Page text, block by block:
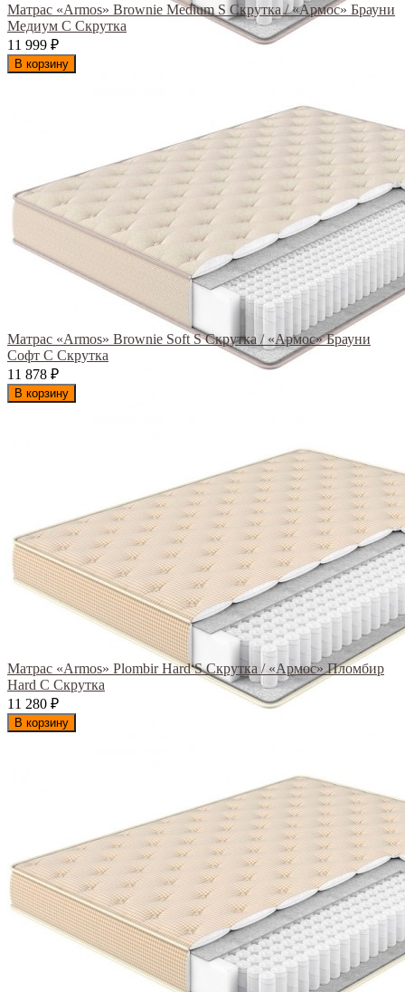
Матрас «Armos» Brownie Medium S Скрутка / «Армос» Брауни
Медиум С Скрутка
11 999 ₽
В корзину
Матрас «Armos» Brownie Soft S Скрутка / «Армос» Брауни
Софт С Скрутка
11 878 ₽
В корзину
Матрас «Armos» Plombir Hard S Скрутка / «Армос» Пломбир
Hard С Скрутка
11 280 ₽
В корзину